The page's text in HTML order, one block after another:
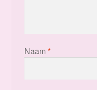
Naam *